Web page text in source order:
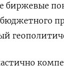
биржевые